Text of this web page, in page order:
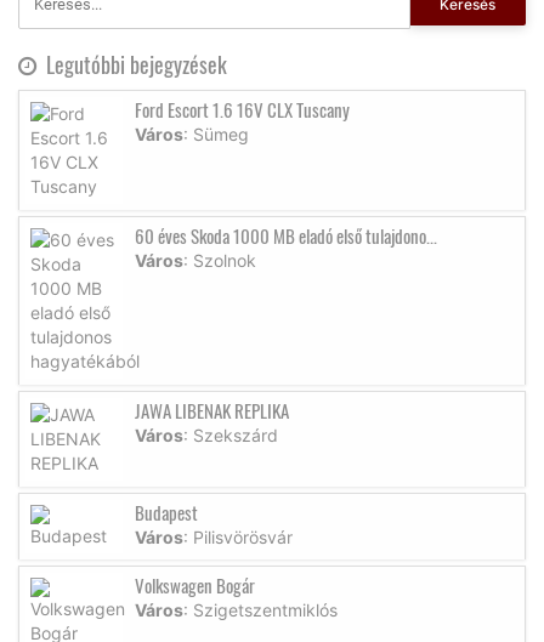
Keresés
Legutóbbi bejegyzések
Ford Escort 1.6 16V CLX Tuscany
Város: Sümeg
60 éves Skoda 1000 MB eladó első tulajdono...
Város: Szolnok
JAWA LIBENAK REPLIKA
Város: Szekszárd
Budapest
Város: Pilisvörösvár
Volkswagen Bogár
Város: Szigetszentmiklós